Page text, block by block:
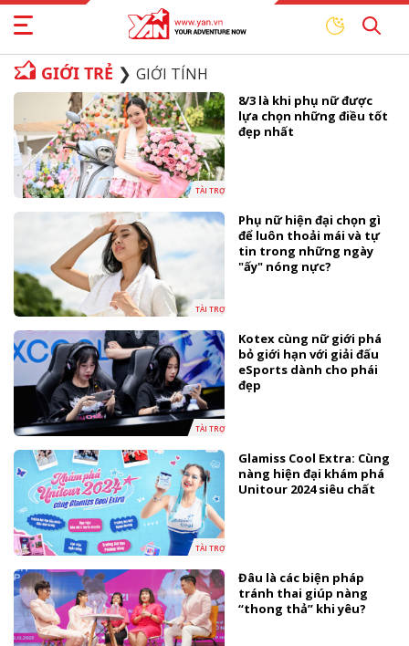
GIỚI TRẺ GIỚI TÍNH
TÀI TRỢ
8/3 là khi phụ nữ được
lựa chọn những điều tốt
đẹp nhất
TÀI TRỢ
Phụ nữ hiện đại chọn gì
để luôn thoải mái và tự
tin trong những ngày
"ấy" nóng nực?
TÀI TRỢ
Kotex cùng nữ giới phá
bỏ giới hạn với giải đấu
eSports dành cho phái
đẹp
TÀI TRỢ
Glamiss Cool Extra: Cùng
nàng hiện đại khám phá
Unitour 2024 siêu chất
Đâu là các biện pháp
tránh thai giúp nàng
“thong thả” khi yêu?